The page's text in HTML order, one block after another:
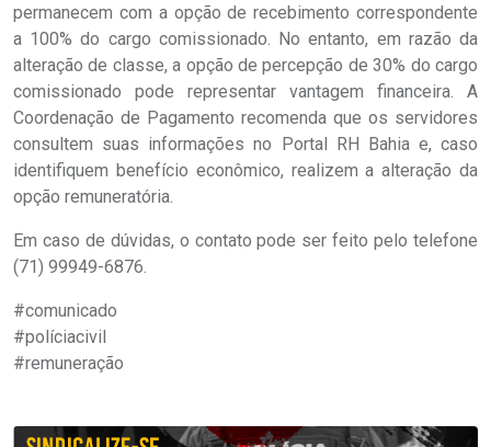
permanecem com a opção de recebimento correspondente
a 100% do cargo comissionado. No entanto, em razão da
alteração de classe, a opção de percepção de 30% do cargo
comissionado pode representar vantagem financeira. A
Coordenação de Pagamento recomenda que os servidores
consultem suas informações no Portal RH Bahia e, caso
identifiquem benefício econômico, realizem a alteração da
opção remuneratória.
Em caso de dúvidas, o contato pode ser feito pelo telefone
(71) 99949-6876.
#comunicado
#políciacivil
#remuneração